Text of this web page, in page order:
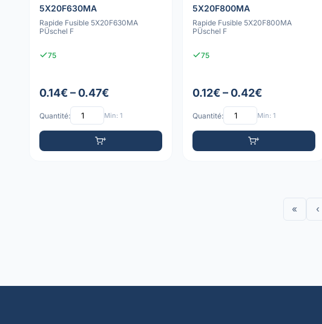
5X20F630MA
Rapide Fusible 5X20F630MA
PÜschel F
75
0.14€ – 0.47€
Quantité: Min: 1
5X20F800MA
Rapide Fusible 5X20F800MA
PÜschel F
75
0.12€ – 0.42€
Quantité: Min: 1
« ‹